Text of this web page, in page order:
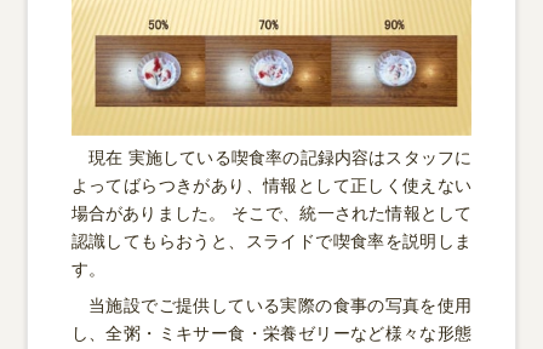
現在 実施している喫食率の記録内容はスタッフに
よってばらつきがあり、情報として正しく使えない
場合がありました。 そこで、統一された情報として
認識してもらおうと、スライドで喫食率を説明しま
す。
当施設でご提供している実際の食事の写真を使用
し、全粥・ミキサー食・栄養ゼリーなど様々な形態